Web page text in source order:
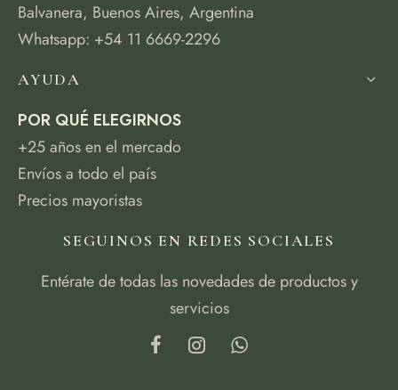
Balvanera, Buenos Aires, Argentina
Whatsapp: +54 11 6669-2296
AYUDA
POR QUÉ ELEGIRNOS
+25 años en el mercado
Envíos a todo el país
Precios mayoristas
SEGUINOS EN REDES SOCIALES
Entérate de todas las novedades de productos y
servicios